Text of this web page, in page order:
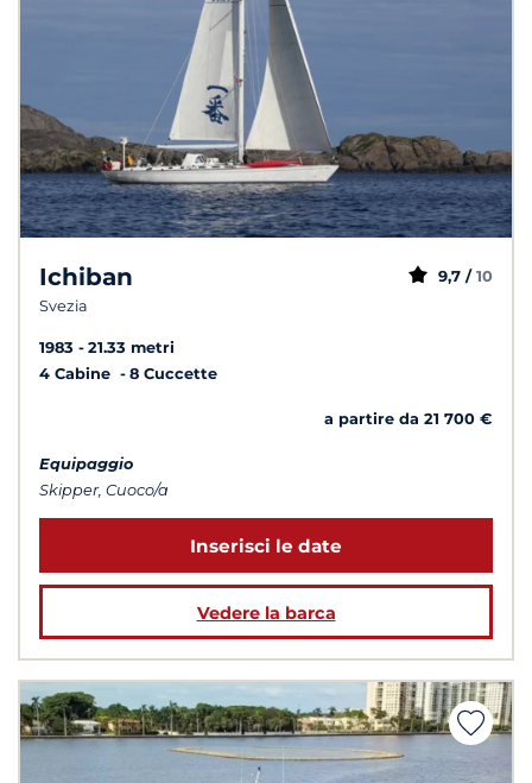
Ichiban
Svezia
9,7 / 10
1983
21.33 metri
4 Cabine
8 Cuccette
a partire da 21 700 €
Equipaggio
Skipper, Cuoco/a
Inserisci le date
Vedere la barca